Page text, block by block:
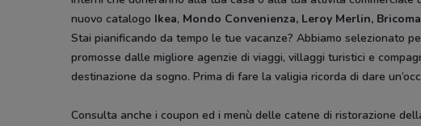
nuovo catalogo Ikea, Mondo Convenienza, Leroy Merlin,
Stai pianificando da tempo le tue vacanze? Abbiamo selezionato
promosse dalle migliore agenzie di viaggi, villaggi turistici e
destinazione da sogno. Prima di fare la valigia ricorda di dare
Consulta anche i coupon ed i menù delle catene di ristorazione